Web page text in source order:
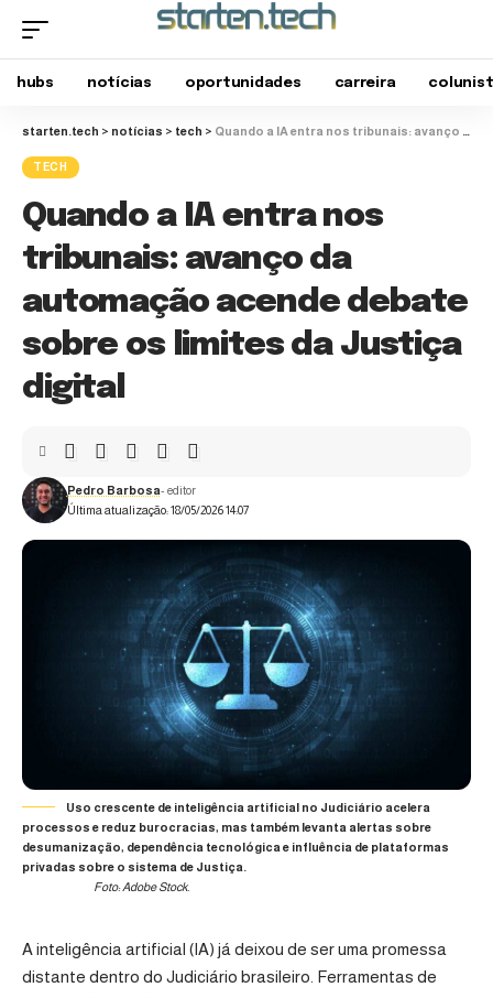
hubs notícias oportunidades carreira
starten.tech > notícias > tech > Quando a IA entra nos tribunais: avanço da automação acende debate sobre os limites da Justiça digital
TECH
Quando a IA entra nos
tribunais: avanço da
automação acende debate
sobre os limites da Justiça
digital
Última atualização: 18/05/2026 14:07
Pedro Barbosa- editor
Uso crescente de inteligência artificial no Judiciário acelera
processos e reduz burocracias, mas também levanta alertas sobre
desumanização, dependência tecnológica e influência de plataformas
privadas sobre o sistema de Justiça.
Foto: Adobe Stock.
A inteligência artificial (IA) já deixou de ser uma promessa
distante dentro do Judiciário brasileiro. Ferramentas de